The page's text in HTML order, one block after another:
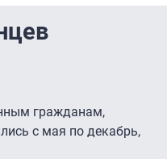
гражданам,
с мая по декабрь,